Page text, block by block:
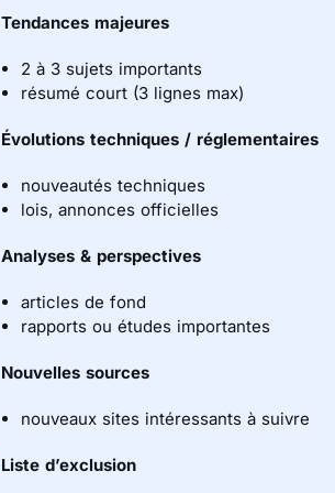
Tendances majeures
2 à 3 sujets importants
résumé court (3 lignes max)
Évolutions techniques / réglementaires
nouveautés techniques
lois, annonces officielles
Analyses & perspectives
articles de fond
rapports ou études importantes
Nouvelles sources
nouveaux sites intéressants à suivre
Liste d’exclusion